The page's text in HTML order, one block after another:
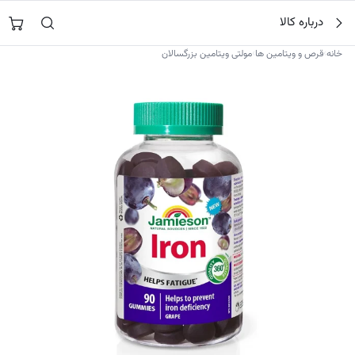
محتوا
جستجو در
درباره کالا
خانه›قرص و ویتامین ها›مولتی ویتامین بزرگسالان